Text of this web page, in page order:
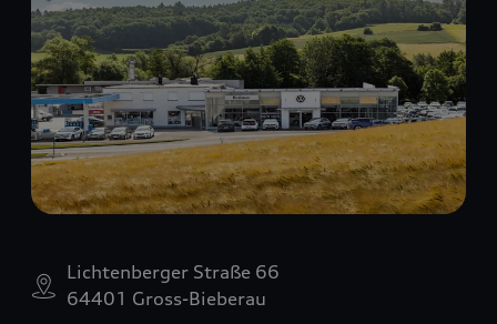
Lichtenberger Straße 66
64401 Gross-Bieberau